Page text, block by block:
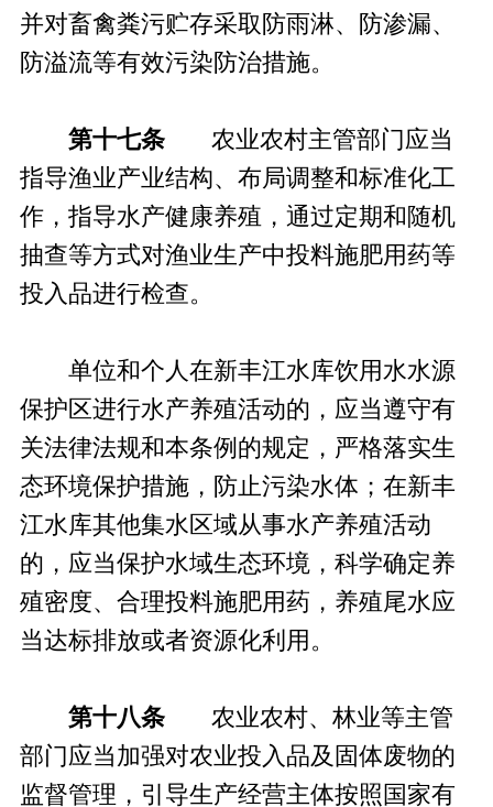
并对畜禽粪污贮存采取防雨淋、防渗漏、
防溢流等有效污染防治措施。
第十七条 农业农村主管部门应当
指导渔业产业结构、布局调整和标准化工
作，指导水产健康养殖，通过定期和随机
抽查等方式对渔业生产中投料施肥用药等
投入品进行检查。
单位和个人在新丰江水库饮用水水源
保护区进行水产养殖活动的，应当遵守有
关法律法规和本条例的规定，严格落实生
态环境保护措施，防止污染水体；在新丰
江水库其他集水区域从事水产养殖活动
的，应当保护水域生态环境，科学确定养
殖密度、合理投料施肥用药，养殖尾水应
当达标排放或者资源化利用。
第十八条 农业农村、林业等主管
部门应当加强对农业投入品及固体废物的
监督管理，引导生产经营主体按照国家有